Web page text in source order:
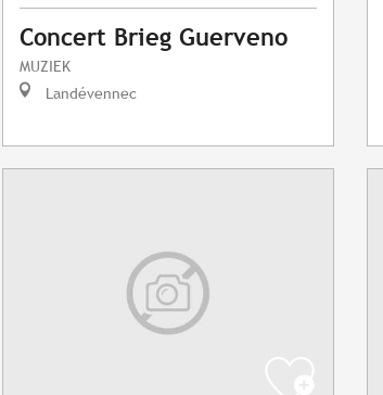
Concert Brieg Guerveno
MUZIEK
Landévennec